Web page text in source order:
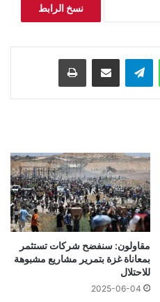
نسخ الرابط
واتساب تيلقرام مشاركة عبر البريد طباعة
مقاولون: سنفضح شركات تستثمر
بمعاناة غزة بتمرير مشاريع مشبوهة
للاحتلال
2025-06-04